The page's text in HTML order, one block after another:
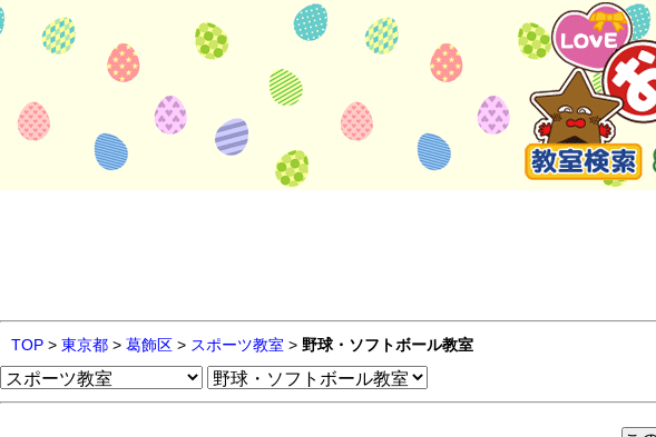
TOP > 東京都 > 葛飾区 > スポーツ教室 > 野球・ソフトボール教室